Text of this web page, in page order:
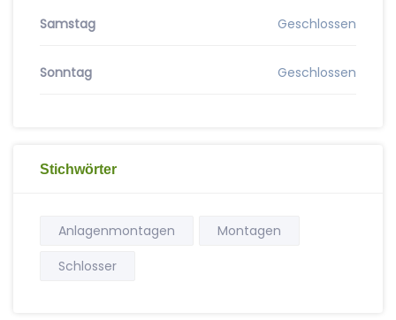
Samstag Geschlossen
Sonntag Geschlossen
Stichwörter
Anlagenmontagen
Montagen
Schlosser